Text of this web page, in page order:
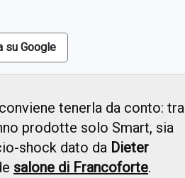
su Google
tenerla da conto: tra
prodotte solo Smart, sia
shock dato da Dieter
salone di Francoforte.